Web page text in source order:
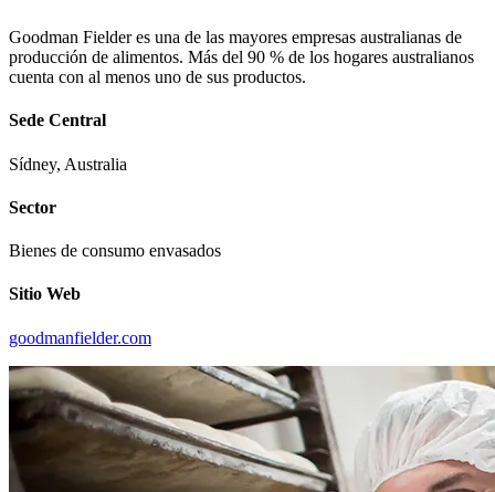
Goodman Fielder es una de las mayores empresas australianas de
producción de alimentos. Más del 90 % de los hogares australianos
cuenta con al menos uno de sus productos.
Sede Central
Sídney, Australia
Sector
Bienes de consumo envasados
Sitio Web
goodmanfielder.com